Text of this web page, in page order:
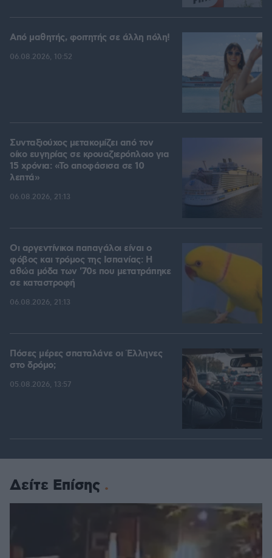
Από μαθητής, φοιτητής σε άλλη πόλη!
06.08.2026, 10:52
Συνταξιούχος μετακομίζει από τον
οίκο ευγηρίας σε κρουαζιερόπλοιο για
15 χρόνια: «Το αποφάσισα σε 10
λεπτά»
06.08.2026, 21:13
Οι αργεντίνικοι παπαγάλοι είναι ο
φόβος και τρόμος της Ισπανίας: Η
αθώα μόδα των '70s που μετατράπηκε
σε καταστροφή
06.08.2026, 21:13
Πόσες μέρες σπαταλάνε οι Έλληνες
στο δρόμο;
05.08.2026, 13:57
Δείτε Επίσης